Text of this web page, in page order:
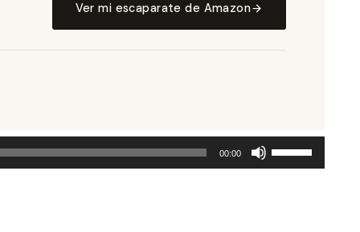
Ver mi escaparate de Amazon
00:00